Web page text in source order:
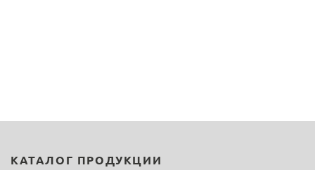
КАТАЛОГ ПРОДУКЦИИ